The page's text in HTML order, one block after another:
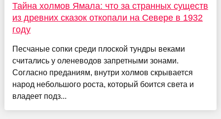
Тайна холмов Ямала: что за странных существ
из древних сказок откопали на Севере в 1932
году
Песчаные сопки среди плоской тундры веками
считались у оленеводов запретными зонами.
Согласно преданиям, внутри холмов скрывается
народ небольшого роста, который боится света и
владеет подз...